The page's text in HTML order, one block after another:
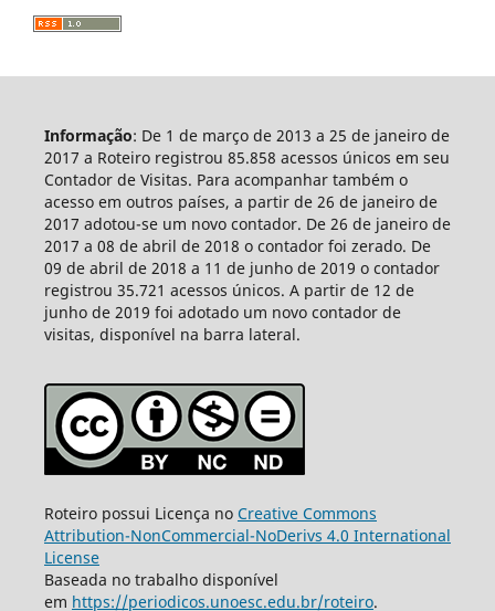
Informação: De 1 de março de 2013 a 25 de janeiro de
2017 a Roteiro registrou 85.858 acessos únicos em seu
Contador de Visitas. Para acompanhar também o
acesso em outros países, a partir de 26 de janeiro de
2017 adotou-se um novo contador. De 26 de janeiro de
2017 a 08 de abril de 2018 o contador foi zerado. De
09 de abril de 2018 a 11 de junho de 2019 o contador
registrou 35.721 acessos únicos. A partir de 12 de
junho de 2019 foi adotado um novo contador de
visitas, disponível na barra lateral.
Roteiro possui Licença no Creative Commons
Attribution-NonCommercial-NoDerivs 4.0 International
License
Baseada no trabalho disponível
em https://periodicos.unoesc.edu.br/roteiro.